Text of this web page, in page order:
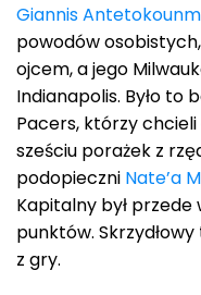
Giannis
powodów
ojcem, a jego
Indianapolis. Było to
Pacers, którzy
sześciu porażek z
podopieczni Nate’a
Kapitalny był przede
punktów.
z gry.